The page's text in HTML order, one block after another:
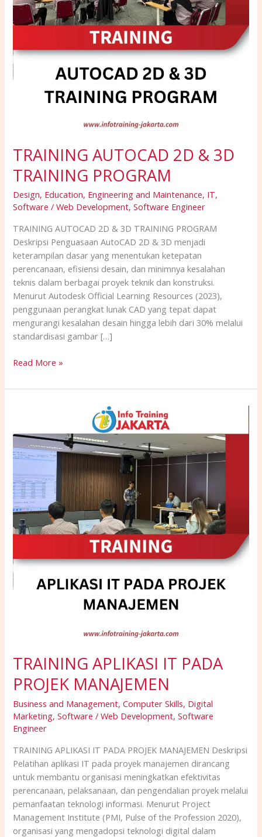
TRAINING AUTOCAD 2D & 3D
TRAINING PROGRAM
Design, Education, Engineering and Maintenance, IT,
Software / Web Development,Software Engineer
TRAINING AUTOCAD 2D & 3D TRAINING PROGRAM
Deskripsi Penguasaan AutoCAD 2D & 3D menjadi
keterampilan dasar yang menentukan ketepatan
perencanaan, efisiensi desain, dan minimnya kesalahan
teknis dalam berbagai proyek teknik dan konstruksi.
Menurut Autodesk Official Learning Resources (2023),
penggunaan perangkat lunak CAD yang tepat dapat
mengurangi kesalahan desain hingga lebih dari 30% melalui
standardisasi gambar […]
Read More »
TRAINING APLIKASI IT PADA
PROJEK MANAJEMEN
Business and Management,Computer Skills, Digital
Marketing,Software / Web Development,Software
Engineer
TRAINING APLIKASI IT PADA PROJEK MANAJEMEN Deskripsi
Pelatihan aplikasi IT pada proyek manajemen dirancang
untuk membantu organisasi meningkatkan efektivitas
perencanaan, pelaksanaan, dan pengendalian proyek melalui
pemanfaatan teknologi informasi. Menurut Project
Management Institute (PMI, Pulse of the Profession 2020),
organisasi yang mengadopsi teknologi digital dalam
IT
PADA
PROJEK
MANAJEMEN